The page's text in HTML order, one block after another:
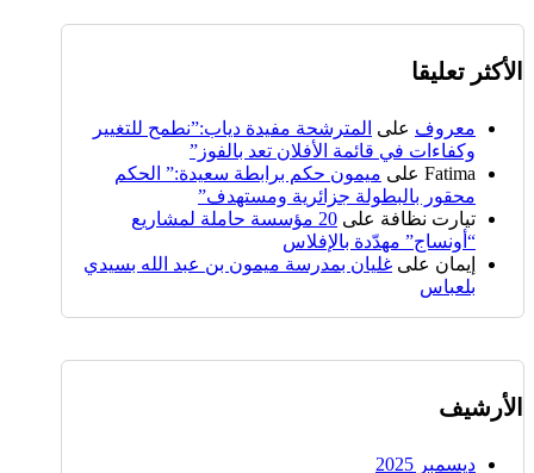
الأكثر تعليقا
معروف على المترشحة مفيدة دياب:”نطمح للتغيير
وكفاءات في قائمة الأفلان تعد بالفوز”
Fatima على ميمون حكم برابطة سعيدة:” الحكم
محقور بالبطولة جزائرية ومستهدف”
تيارت نظافة على
20 مؤسسة حاملة لمشاريع
“أونساج” مهدّدة بالإفلاس
إيمان على غليان بمدرسة ميمون بن عبد الله بسيدي
بلعباس
الأرشيف
ديسمبر 2025